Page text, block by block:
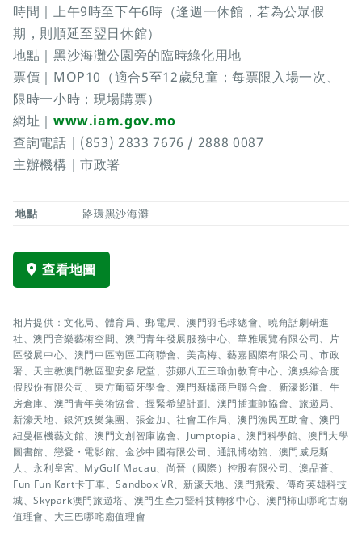
時間｜上午9時至下午6時（逢週一休館，若為公眾假
期，則順延至翌日休館）
地點｜黑沙海灘公園旁的臨時綠化用地
票價｜MOP10（適合5至12歲兒童；每票限入場一次、
限時一小時；現場購票）
網址｜ www.iam.gov.mo
查詢電話｜(853) 2833 7676 / 2888 0087
主辦機構｜市政署
地點 路環黑沙海灘
查看地圖
相片提供：文化局、體育局、郵電局、澳門羽毛球總會、曉角話劇研進
社、澳門音樂藝術空間、澳門青年發展服務中心、華雅展覽有限公司、片
區發展中心、澳門中區南區工商聯會、美高梅、藝嘉國際有限公司、市政
署、天主教澳門教區聖安多尼堂、莎娜八五三瑜伽教育中心、澳娛綜合度
假股份有限公司、東方葡萄牙學會、澳門新橋商戶聯合會、新濠影滙、牛
房倉庫、澳門青年美術協會、握緊希望計劃、澳門插畫師協會、旅遊局、
新濠天地、銀河娛樂集團、張金加、社會工作局、澳門漁民互助會、澳門
紐曼樞機藝文館、澳門文創智庫協會、Jumptopia、澳門科學館、澳門大學
圖書館、戀愛・電影館、金沙中國有限公司、通訊博物館、澳門威尼斯
人、永利皇宮、MyGolf Macau、尚晉（國際）控股有限公司、澳品薈、
Fun Fun Kart卡丁車、Sandbox VR、新濠天地、澳門飛索、傳奇英雄科技
城、Skypark澳門旅遊塔、澳門生產力暨科技轉移中心、澳門柿山哪咤古廟
值理會、大三巴哪咤廟值理會